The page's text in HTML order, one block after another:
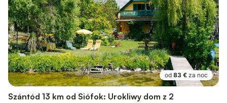
od 83 € za noc
Szántód 13 km od Siófok: Urokliwy dom z 2